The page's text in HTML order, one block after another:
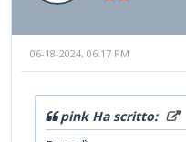
06-18-2024, 06:17 PM
pink Ha scritto: